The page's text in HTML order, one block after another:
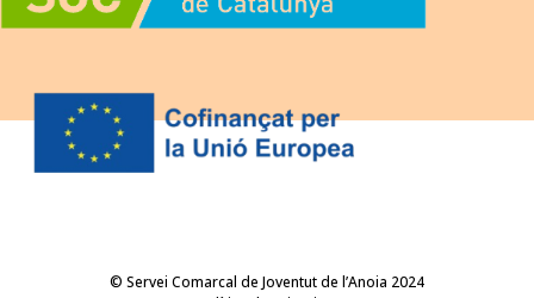
© Servei Comarcal de Joventut de l’Anoia 2024